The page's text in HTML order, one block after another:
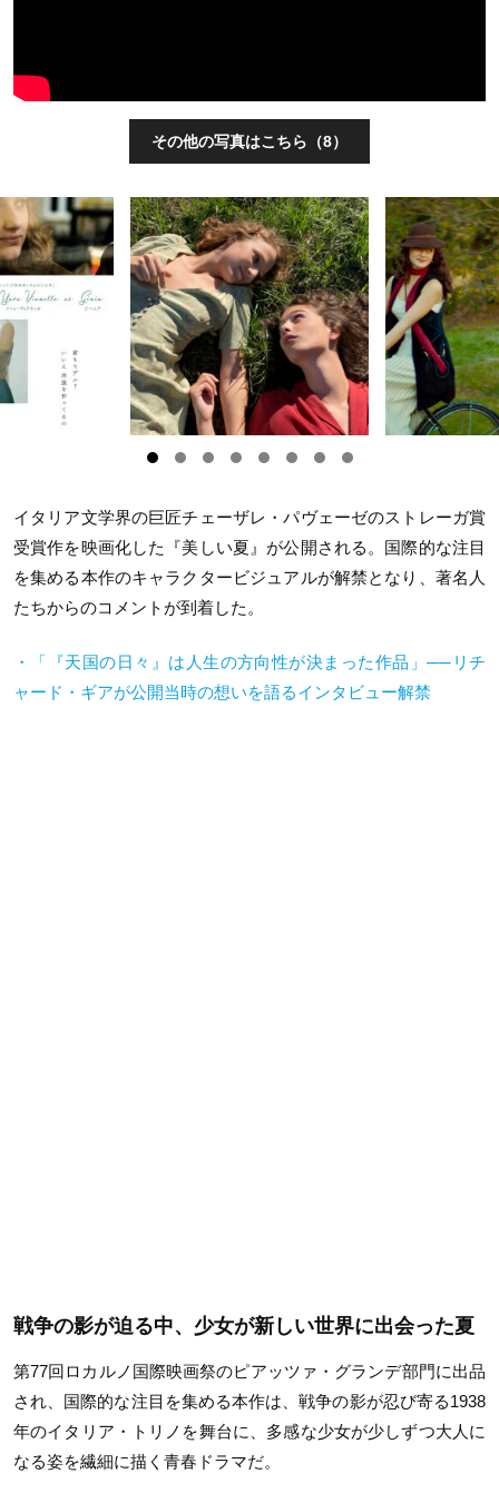
その他の写真はこちら（8）
イタリア文学界の巨匠チェーザレ・パヴェーゼのストレーガ賞
受賞作を映画化した『美しい夏』が公開される。国際的な注目
を集める本作のキャラクタービジュアルが解禁となり、著名人
たちからのコメントが到着した。
・「『天国の日々』は人生の方向性が決まった作品」──リチ
ャード・ギアが公開当時の想いを語るインタビュー解禁
戦争の影が迫る中、少女が新しい世界に出会った夏
第77回ロカルノ国際映画祭のピアッツァ・グランデ部門に出品
され、国際的な注目を集める本作は、戦争の影が忍び寄る1938
年のイタリア・トリノを舞台に、多感な少女が少しずつ大人に
なる姿を繊細に描く青春ドラマだ。